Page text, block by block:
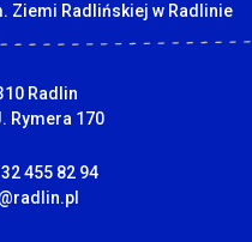
Ziemi Radlińskiej w Radlinie
pocztowy:
Radlin
Rymera 170
455 82 94